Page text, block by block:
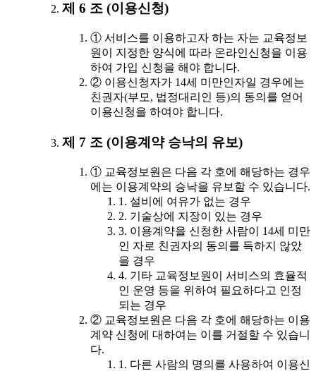
제 6 조 (이용신청)
① 서비스를 이용하고자 하는 자는 교육정보
원이 지정한 양식에 따라 온라인신청을 이용
하여 가입 신청을 해야 합니다.
② 이용신청자가 14세 미만인자일 경우에는
친권자(부모, 법정대리인 등)의 동의를 얻어
이용신청을 하여야 합니다.
제 7 조 (이용계약 승낙의 유보)
① 교육정보원은 다음 각 호에 해당하는 경우
에는 이용계약의 승낙을 유보할 수 있습니다.
1. 설비에 여유가 없는 경우
2. 기술상에 지장이 있는 경우
3. 이용계약을 신청한 사람이 14세 미만
인 자로 친권자의 동의를 득하지 않았
을 경우
4. 기타 교육정보원이 서비스의 효율적
인 운영 등을 위하여 필요하다고 인정
되는 경우
② 교육정보원은 다음 각 호에 해당하는 이용
계약 신청에 대하여는 이를 거절할 수 있습니
다.
1. 다른 사람의 명의를 사용하여 이용신